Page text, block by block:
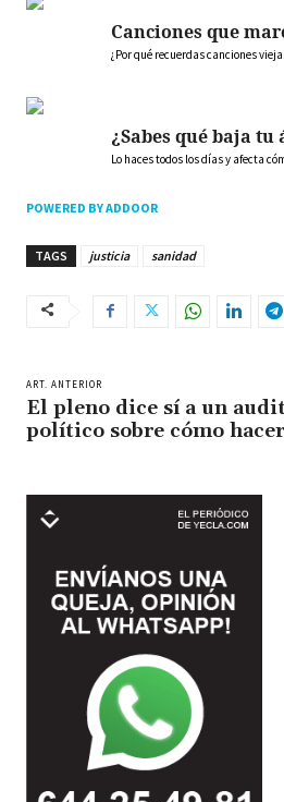
Canciones que
¿Por qué recuerdas canciones
¿Sabes qué baja tu
Lo haces todos los días y afecta
POWERED BY ADDOOR
TAGS justicia sanidad
ART. ANTERIOR
El pleno dice sí a un
político sobre cómo